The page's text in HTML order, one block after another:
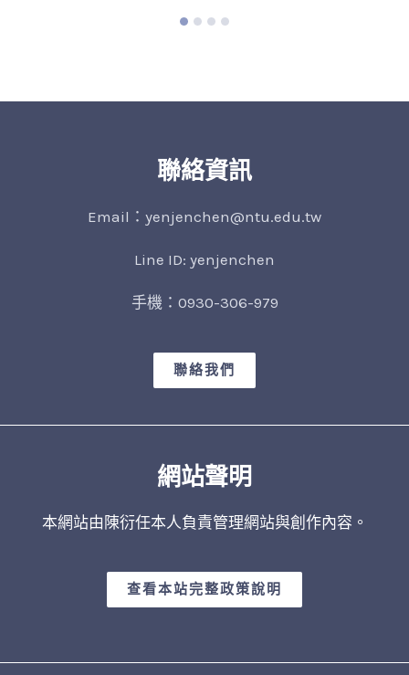
聯絡資訊
Email：yenjenchen@ntu.edu.tw
Line ID: yenjenchen
手機：0930-306-979
聯絡我們
網站聲明
本網站由陳衍任本人負責管理網站與創作內容。
查看本站完整政策說明